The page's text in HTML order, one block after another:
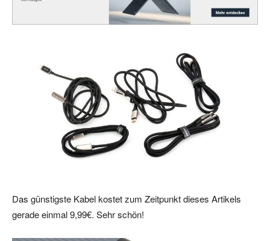
Das günstigste Kabel kostet zum Zeitpunkt dieses Artikels
gerade einmal 9,99€. Sehr schön!